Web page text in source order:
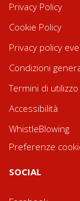
Privacy Policy
Cookie Policy
Privacy policy
Condizioni
Termini di
Accessibilità
WhistleBlowing
Preferenze
SOCIAL